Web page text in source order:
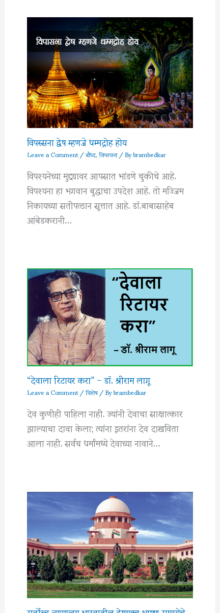
विपस्सना द्वेष म्हणजे धम्मद्रोह होय
Leave a Comment/बौध्द,विपश्यना/ Bybrambedkar
विपश्यनेच्या मुद्द्यावर आपसात भांडणे चुकीचे आहे.
विपश्यना हा भगवान बुद्धाचा उपदेश आहे. तो मज्जिम
निकायच्या सतीपत्ठान सूत्तात आहे. डॉ.बाबासाहेब
आंबेडकरानी…
“देवाला रिटायर करा” – डॉ. श्रीराम लागू
Leave a Comment/विशेष/ Bybrambedkar
देव कुणीही पाहिला नाही. ज्यांनी देवाचा साक्षात्कार
झाल्याचा दावा केला; त्यांना इतरांना देव दाखविता
आला नाही. सर्वच धर्मांमध्ये देवाच्या नावाने…